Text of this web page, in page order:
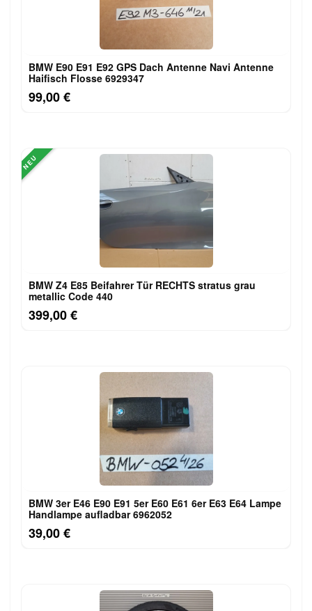
BMW E90 E91 E92 GPS Dach Antenne Navi Antenne
Haifisch Flosse 6929347
99,00 €
NEU
BMW Z4 E85 Beifahrer Tür RECHTS stratus grau
metallic Code 440
399,00 €
BMW 3er E46 E90 E91 5er E60 E61 6er E63 E64 Lampe
Handlampe aufladbar 6962052
39,00 €